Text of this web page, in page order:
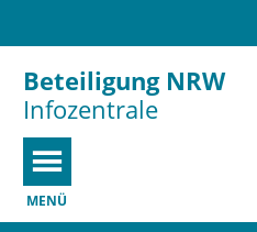
Beteiligung NRW
Infozentrale
MENÜ